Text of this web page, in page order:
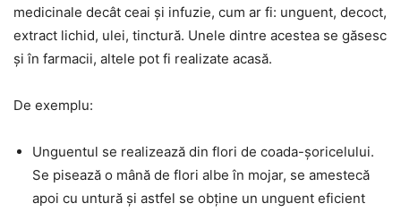
medicinale decât ceai și infuzie, cum ar fi: unguent, decoct,
extract lichid, ulei, tinctură. Unele dintre acestea se găsesc
și în farmacii, altele pot fi realizate acasă.
De exemplu:
Unguentul se realizează din flori de coada-șoricelului.
Se pisează o mână de flori albe în mojar, se amestecă
apoi cu untură și astfel se obține un unguent eficient